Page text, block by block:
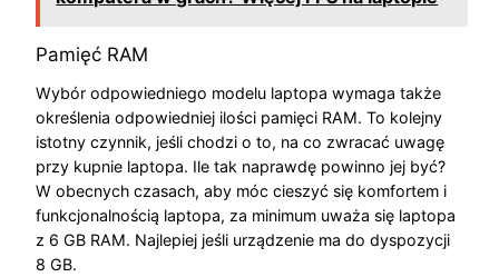
Pamięć RAM
Wybór odpowiedniego modelu laptopa wymaga także
określenia odpowiedniej ilości pamięci RAM. To kolejny
istotny czynnik, jeśli chodzi o to, na co zwracać uwagę
przy kupnie laptopa. Ile tak naprawdę powinno jej być?
W obecnych czasach, aby móc cieszyć się komfortem i
funkcjonalnością laptopa, za minimum uważa się laptopa
z 6 GB RAM. Najlepiej jeśli urządzenie ma do dyspozycji
8 GB.